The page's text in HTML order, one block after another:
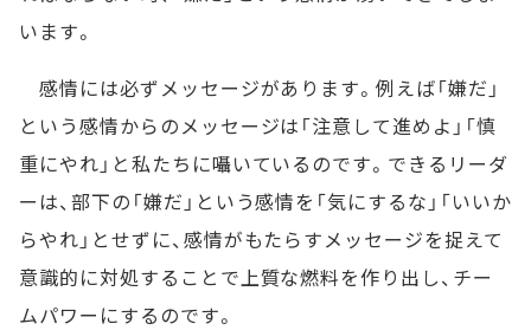
います。
感情には必ずメッセージがあります。例えば「嫌だ」
という感情からのメッセージは「注意して進めよ」「慎
重にやれ」と私たちに囁いているのです。できるリーダ
ーは、部下の「嫌だ」という感情を「気にするな」「いいか
らやれ」とせずに、感情がもたらすメッセージを捉えて
意識的に対処することで上質な燃料を作り出し、チー
ムパワーにするのです。